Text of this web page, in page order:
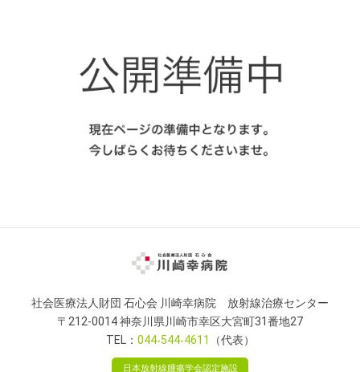
サイトマップ
社会医療法人財団 石心会 川崎幸病院 放射線治療センター
〒212-0014 神奈川県川崎市幸区大宮町31番地27
TEL： 044 544 4611 （代表）
日本放射線腫瘍学会認定施設